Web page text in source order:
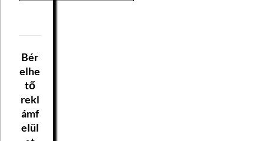
Bér
elhe
tő
rekl
ámf
elül